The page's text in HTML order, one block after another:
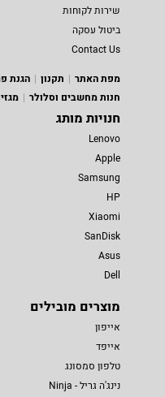
שירות לקוחות
ביטול עסקה
Contact Us
מפת האתר
תקנון הגנת
חנות מחשבים וסלולר
חנויות מותג
Lenovo
Apple
Samsung
HP
Xiaomi
SanDisk
Asus
Dell
מוצרים מובילים
אייפון
אייפד
טלפון סמסונג
נינג'ה גריל - Ninja